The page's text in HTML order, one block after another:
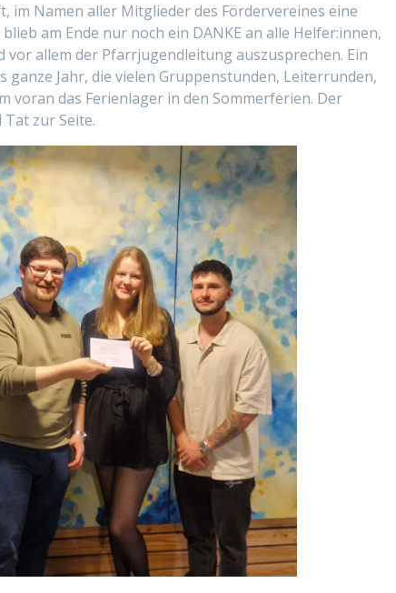
im Namen aller Mitglieder des Fördervereines eine
am Ende nur noch ein DANKE an alle Helfer:innen,
allem der Pfarrjugendleitung auszusprechen. Ein
Jahr, die vielen Gruppenstunden, Leiterrunden,
voran das Ferienlager in den Sommerferien. Der
zur Seite.